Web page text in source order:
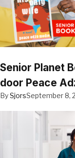
Senior Planet
door Peace
BySjorsSeptember 8,